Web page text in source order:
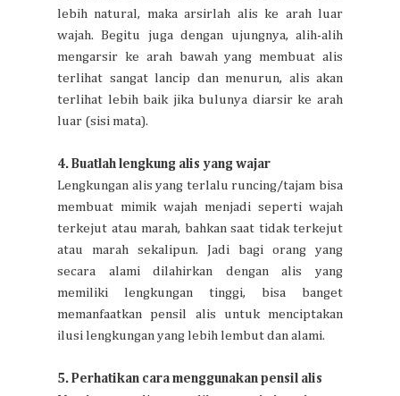
lebih natural, maka arsirlah alis ke arah luar
wajah. Begitu juga dengan ujungnya, alih-alih
mengarsir ke arah bawah yang membuat alis
terlihat sangat lancip dan menurun, alis akan
terlihat lebih baik jika bulunya diarsir ke arah
luar (sisi mata).
4. Buatlah lengkung alis yang wajar
Lengkungan alis yang terlalu runcing/tajam bisa
membuat mimik wajah menjadi seperti wajah
terkejut atau marah, bahkan saat tidak terkejut
atau marah sekalipun. Jadi bagi orang yang
secara alami dilahirkan dengan alis yang
memiliki lengkungan tinggi, bisa banget
memanfaatkan pensil alis untuk menciptakan
ilusi lengkungan yang lebih lembut dan alami.
5. Perhatikan cara menggunakan pensil alis